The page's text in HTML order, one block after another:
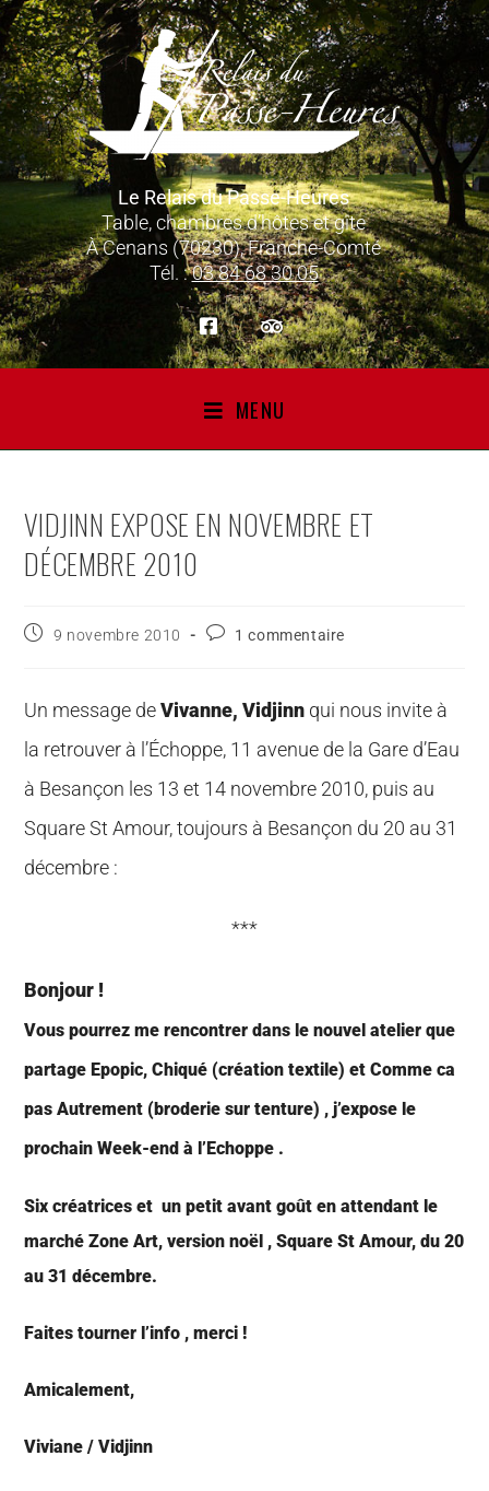
Le Relais du Passe-Heures
Table, chambres d’hôtes et gîte
À Cenans (70230), Franche-Comté
Tél. :03 84 68 30 05
MENU
VIDJINN EXPOSE EN NOVEMBRE ET
DÉCEMBRE 2010
9 novembre 2010 1 commentaire
Un message deVivanne, Vidjinn qui nous invite à
la retrouver à l’Échoppe, 11 avenue de la Gare d’Eau
à Besançon les 13 et 14 novembre 2010, puis au
Square St Amour, toujours à Besançon du 20 au 31
décembre :
***
Bonjour !
Vous pourrez me rencontrer dans le nouvel atelier que
partage Epopic, Chiqué (création textile) et Comme ca
pas Autrement (broderie sur tenture) , j’expose le
prochain Week-end à l’Echoppe .
Six créatrices et un petit avant goût en attendant le
marché Zone Art, version noël , Square St Amour, du 20
au 31 décembre.
Faites tourner l’info , merci !
Amicalement,
Viviane / Vidjinn